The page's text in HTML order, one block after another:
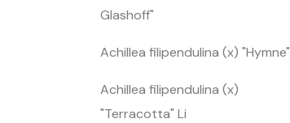
Glashoff"
Achillea filipendulina (x) "Hymne"
Achillea filipendulina (x)
"Terracotta" Li